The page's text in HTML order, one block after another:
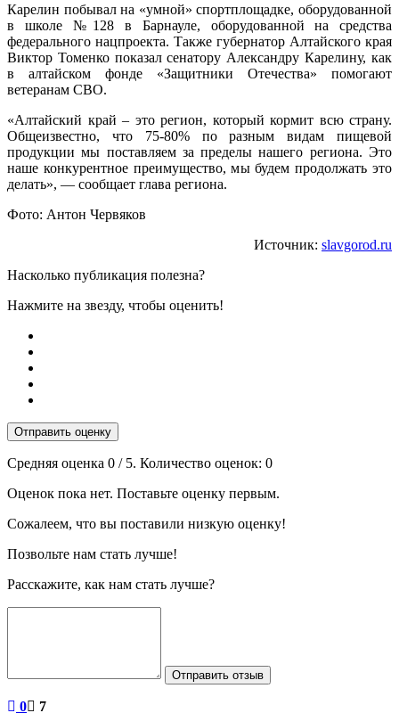
Карелин побывал на «умной» спортплощадке, оборудованной
в школе №128 в Барнауле, оборудованной на средства
федерального нацпроекта. Также губернатор Алтайского края
Виктор Томенко показал сенатору Александру Карелину, как
в алтайском фонде «Защитники Отечества» помогают
ветеранам СВО.
«Алтайский край – это регион, который кормит всю страну.
Общеизвестно, что 75-80% по разным видам пищевой
продукции мы поставляем за пределы нашего региона. Это
наше конкурентное преимущество, мы будем продолжать это
делать», — сообщает глава региона.
Фото: Антон Червяков
Источник: slavgorod.ru
Насколько публикация полезна?
Нажмите на звезду, чтобы оценить!
Отправить оценку
Средняя оценка 0 / 5. Количество оценок: 0
Оценок пока нет. Поставьте оценку первым.
Сожалеем, что вы поставили низкую оценку!
Позвольте нам стать лучше!
Расскажите, как нам стать лучше?
Отправить отзыв
0 7